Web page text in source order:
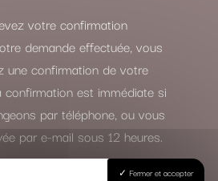
votre confirmation
demande effectuée, vous
une confirmation de votre
confirmation est immédiate si
par téléphone, ou vous
par e-mail sous 12 heures.
Fermer et accepter